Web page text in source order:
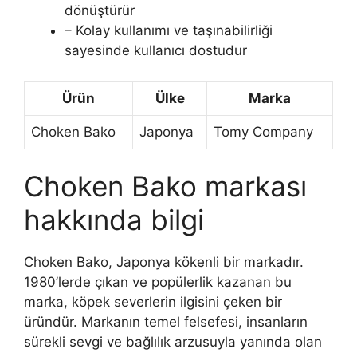
dönüştürür
– Kolay kullanımı ve taşınabilirliği
sayesinde kullanıcı dostudur
Ürün Ülke Marka
Choken Bako Japonya Tomy Company
Choken Bako markası
hakkında bilgi
Choken Bako, Japonya kökenli bir markadır.
1980’lerde çıkan ve popülerlik kazanan bu
marka, köpek severlerin ilgisini çeken bir
üründür. Markanın temel felsefesi, insanların
sürekli sevgi ve bağlılık arzusuyla yanında olan